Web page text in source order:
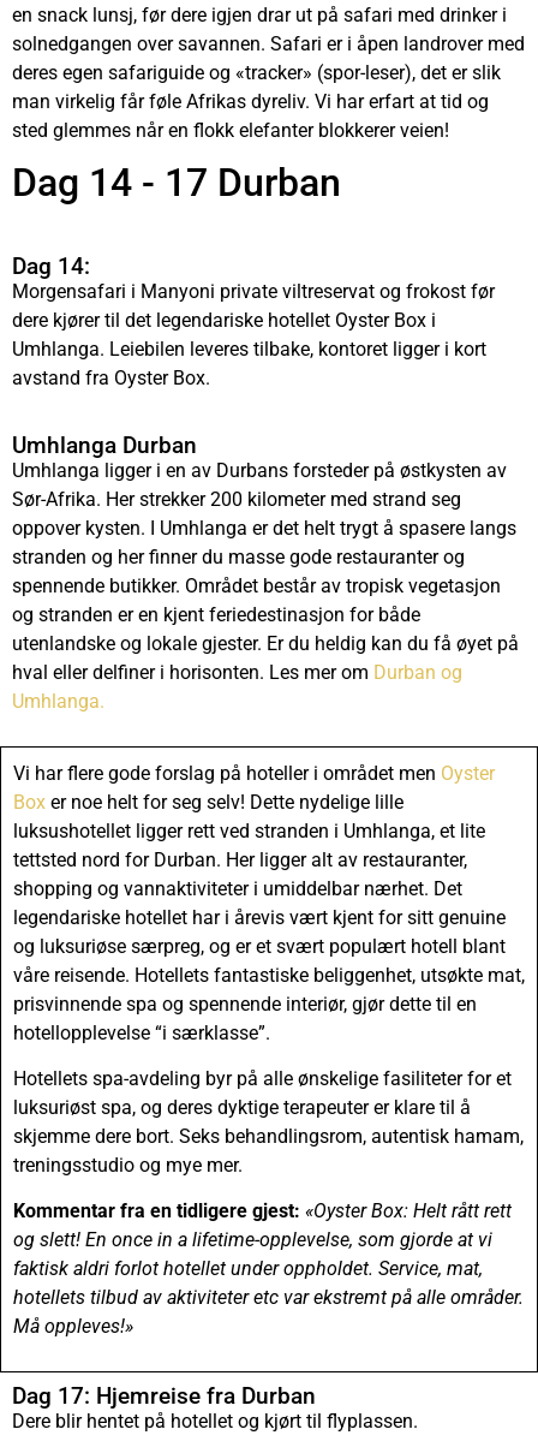
en snack lunsj, før dere igjen drar ut på safari med drinker i
solnedgangen over savannen. Safari er i åpen landrover med
deres egen safariguide og «tracker» (spor-leser), det er slik
man virkelig får føle Afrikas dyreliv. Vi har erfart at tid og
sted glemmes når en flokk elefanter blokkerer veien!
Dag 14 - 17 Durban
Dag 14:
Morgensafari i Manyoni private viltreservat og frokost før
dere kjører til det legendariske hotellet Oyster Box i
Umhlanga. Leiebilen leveres tilbake, kontoret ligger i kort
avstand fra Oyster Box.
Umhlanga Durban
Umhlanga ligger i en av Durbans forsteder på østkysten av
Sør-Afrika. Her strekker 200 kilometer med strand seg
oppover kysten. I Umhlanga er det helt trygt å spasere langs
stranden og her finner du masse gode restauranter og
spennende butikker. Området består av tropisk vegetasjon
og stranden er en kjent feriedestinasjon for både
utenlandske og lokale gjester. Er du heldig kan du få øyet på
hval eller delfiner i horisonten. Les mer om Durban og
Umhlanga.
Vi har flere gode forslag på hoteller i området men Oyster
Box er noe helt for seg selv! Dette nydelige lille
luksushotellet ligger rett ved stranden i Umhlanga, et lite
tettsted nord for Durban. Her ligger alt av restauranter,
shopping og vannaktiviteter i umiddelbar nærhet. Det
legendariske hotellet har i årevis vært kjent for sitt genuine
og luksuriøse særpreg, og er et svært populært hotell blant
våre reisende. Hotellets fantastiske beliggenhet, utsøkte mat,
prisvinnende spa og spennende interiør, gjør dette til en
hotellopplevelse “i særklasse”.
Hotellets spa-avdeling byr på alle ønskelige fasiliteter for et
luksuriøst spa, og deres dyktige terapeuter er klare til å
skjemme dere bort. Seks behandlingsrom, autentisk hamam,
treningsstudio og mye mer.
Kommentar fra en tidligere gjest: «Oyster Box: Helt rått rett
og slett! En once in a lifetime-opplevelse, som gjorde at vi
faktisk aldri forlot hotellet under oppholdet. Service, mat,
hotellets tilbud av aktiviteter etc var ekstremt på alle områder.
Må oppleves!»
Dag 17: Hjemreise fra Durban
Dere blir hentet på hotellet og kjørt til flyplassen.